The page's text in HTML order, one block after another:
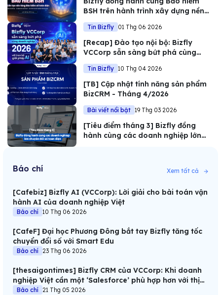
BSH trên hành trình xây dựng nền
tảng bảo hiểm số toàn diện
Tin Bizfly 01 Thg 06 2026
[Recap] Đào tạo nội bộ: Bizfly
VCCorp sẵn sàng bứt phá cùng
doanh nghiệp 2026 với trọn bộ giải
pháp AI
Tin Bizfly 10 Thg 04 2026
[TB] Cập nhật tính năng sản phẩm
BizCRM - Tháng 4/2026
Bài viết nổi bật 19 Thg 03 2026
[Tiêu điểm tháng 3] Bizfly đồng
hành cùng các doanh nghiệp lớn
Báo chí Xem tất cả
Báo chí 10 Thg 06 2026
[Cafebiz] Bizfly AI (VCCorp): Lời giải cho bài toán vận
hành AI của doanh nghiệp Việt
Báo chí 23 Thg 06 2026
[CafeF] Đại học Phương Đông bắt tay Bizfly tăng tốc
chuyển đổi số với Smart Edu
Báo chí 21 Thg 05 2026
[thesaigontimes] Bizfly CRM của VCCorp: Khi doanh
nghiệp Việt cần một ‘Salesforce’ phù hợp hơn với thị
trường